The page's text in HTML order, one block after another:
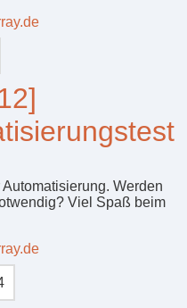
Werden
Viel Spaß beim